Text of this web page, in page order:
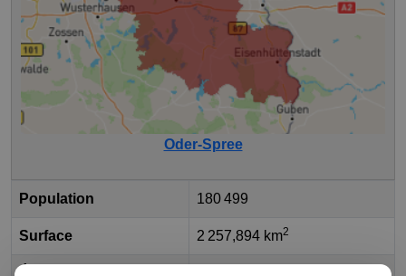
Oder-Spree
Population 180 499
Surface 2 257,894 km2